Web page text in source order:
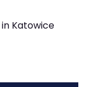
Katowice